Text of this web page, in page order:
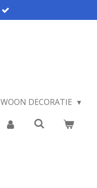
WOON DECORATIE